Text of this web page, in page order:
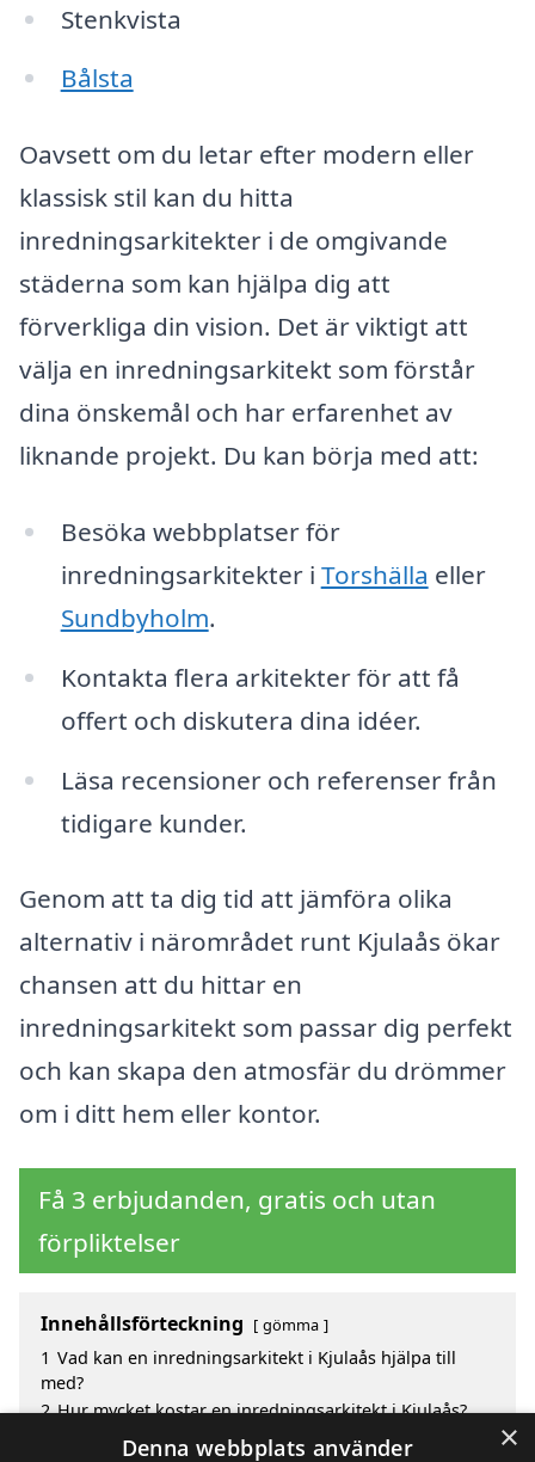
Stenkvista
Bålsta
Oavsett om du letar efter modern eller
klassisk stil kan du hitta
inredningsarkitekter i de omgivande
städerna som kan hjälpa dig att
förverkliga din vision. Det är viktigt att
välja en inredningsarkitekt som förstår
dina önskemål och har erfarenhet av
liknande projekt. Du kan börja med att:
Besöka webbplatser för
inredningsarkitekter i Torshälla eller
Sundbyholm.
Kontakta flera arkitekter för att få
offert och diskutera dina idéer.
Läsa recensioner och referenser från
tidigare kunder.
Genom att ta dig tid att jämföra olika
alternativ i närområdet runt Kjulaås ökar
chansen att du hittar en
inredningsarkitekt som passar dig perfekt
och kan skapa den atmosfär du drömmer
om i ditt hem eller kontor.
Få 3 erbjudanden, gratis och utan
förpliktelser
Innehållsförteckning gömma
1 Vad kan en inredningsarkitekt i Kjulaås hjälpa till
med?
2 Hur mycket kostar en inredningsarkitekt i Kjulaås?
Fördelar med att välja inredningsarkitekt i Kjulaås
×
Denna webbplats använder